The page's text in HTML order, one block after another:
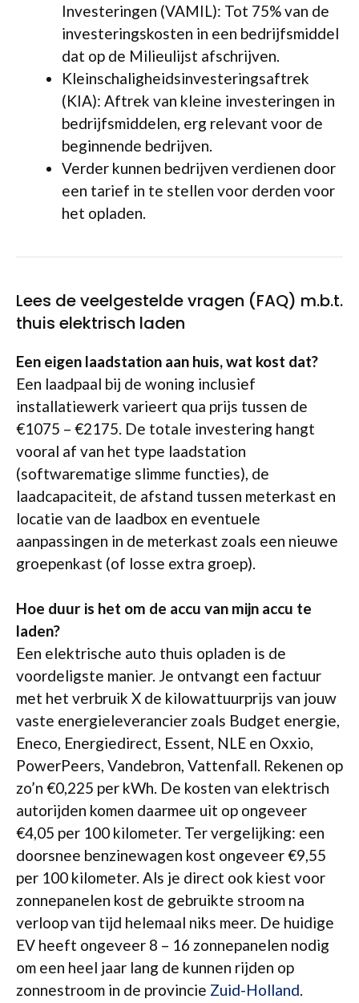
Investeringen (VAMIL): Tot 75% van de
investeringskosten in een bedrijfsmiddel
dat op de Milieulijst afschrijven.
Kleinschaligheidsinvesteringsaftrek
(KIA): Aftrek van kleine investeringen in
bedrijfsmiddelen, erg relevant voor de
beginnende bedrijven.
Verder kunnen bedrijven verdienen door
een tarief in te stellen voor derden voor
het opladen.
Lees de veelgestelde vragen (FAQ) m.b.t.
thuis elektrisch laden
Een eigen laadstation aan huis, wat kost dat?
Een laadpaal bij de woning inclusief
installatiewerk varieert qua prijs tussen de
€1075 – €2175. De totale investering hangt
vooral af van het type laadstation
(softwarematige slimme functies), de
laadcapaciteit, de afstand tussen meterkast en
locatie van de laadbox en eventuele
aanpassingen in de meterkast zoals een nieuwe
groepenkast (of losse extra groep).
Hoe duur is het om de accu van mijn accu te
laden?
Een elektrische auto thuis opladen is de
voordeligste manier. Je ontvangt een factuur
met het verbruik X de kilowattuurprijs van jouw
vaste energieleverancier zoals Budget energie,
Eneco, Energiedirect, Essent, NLE en Oxxio,
PowerPeers, Vandebron, Vattenfall. Rekenen op
zo’n €0,225 per kWh. De kosten van elektrisch
autorijden komen daarmee uit op ongeveer
€4,05 per 100 kilometer. Ter vergelijking: een
doorsnee benzinewagen kost ongeveer €9,55
per 100 kilometer. Als je direct ook kiest voor
zonnepanelen kost de gebruikte stroom na
verloop van tijd helemaal niks meer. De huidige
EV heeft ongeveer 8 – 16 zonnepanelen nodig
om een heel jaar lang de kunnen rijden op
zonnestroom in de provincie Zuid-Holland.